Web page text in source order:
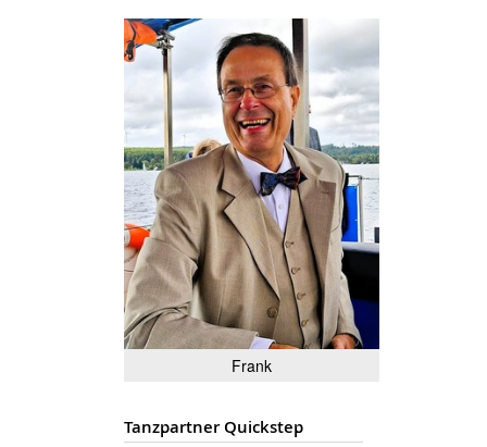
Frank
Tanzpartner Quickstep